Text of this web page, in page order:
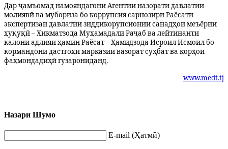
Дар ҷамъомад намояндагони Агентии назорати давлатии
молиявӣ ва мубориза бо коррупсия сарнозири Раёсати
экспертизаи давлатии зиддикорупсионии санадҳои меъёрии
ҳуқуқӣ – Ҳикматзода Муҳамадали Раҷаб ва лейтинанти
калони адлияи ҳамин Раёсат – Ҳамидзода Исроил Исмоил бо
кормандони дастгоҳи марказии вазорат суҳбат ва корҳои
фаҳмондадиҳӣ гузарониданд.
www.medt.tj
Назари Шумо
E-mail (Ҳатмӣ)